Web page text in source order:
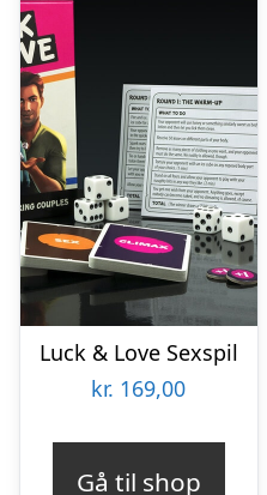
Luck & Love Sexspil
kr. 169,00
Gå til shop